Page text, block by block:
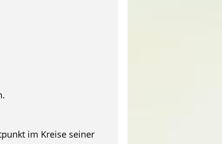
im Kreise seiner